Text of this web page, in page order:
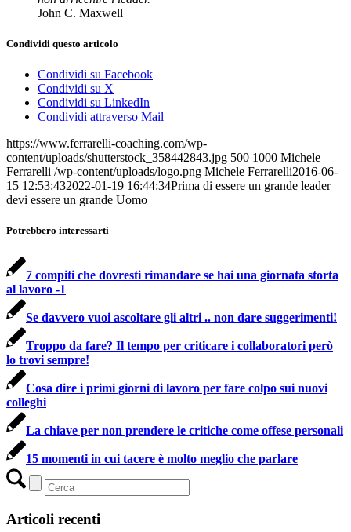
John C. Maxwell
Condividi questo articolo
Condividi su Facebook
Condividi su X
Condividi su LinkedIn
Condividi attraverso Mail
https://www.ferrarelli-coaching.com/wp-
content/uploads/shutterstock_358442843.jpg 500 1000 Michele
Ferrarelli /wp-content/uploads/logo.png Michele Ferrarelli2016-06-
15 12:53:432022-01-19 16:44:34Prima di essere un grande leader
devi essere un grande Uomo
Potrebbero interessarti
7 compiti che dovresti rimandare se hai una giornata storta
al lavoro -1
Se davvero vuoi ascoltare gli altri .. non dare suggerimenti!
Troppo da fare? Il tempo per criticare i collaboratori però
lo trovi sempre!
Cosa dire i primi giorni di lavoro per fare colpo sui nuovi
colleghi
La chiave per non prendere le critiche come offese personali
15 momenti in cui tacere è molto meglio che parlare
Articoli recenti